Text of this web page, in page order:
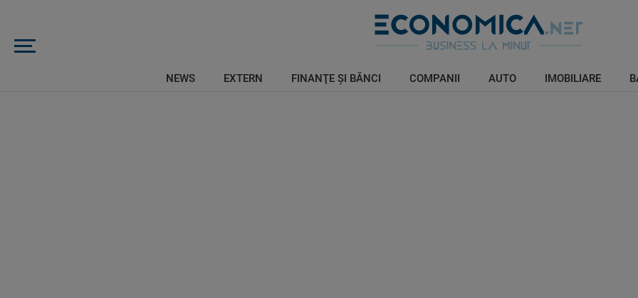
NEWS EXTERN FINANŢE ŞI BĂNCI COMPANII AUTO IMOBILIARE